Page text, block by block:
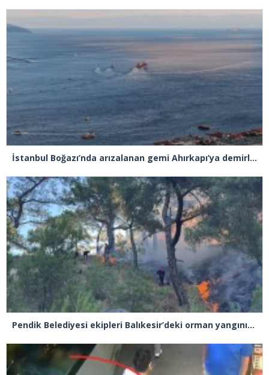
İstanbul Boğazı’nda arızalanan gemi Ahırkapı’ya demirlendi
Pendik Belediyesi ekipleri Balıkesir’deki orman yangınına müdahale ediyor